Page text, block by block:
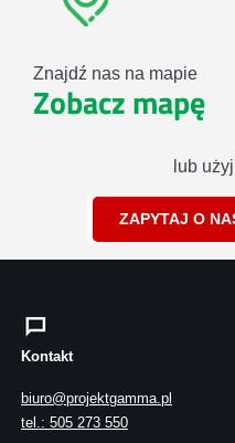
Znajdź nas na mapie
Zobacz mapę
lub
ZAPYTAJ O
Kontakt
biuro@projektgamma.pl
tel.: 505 273 550